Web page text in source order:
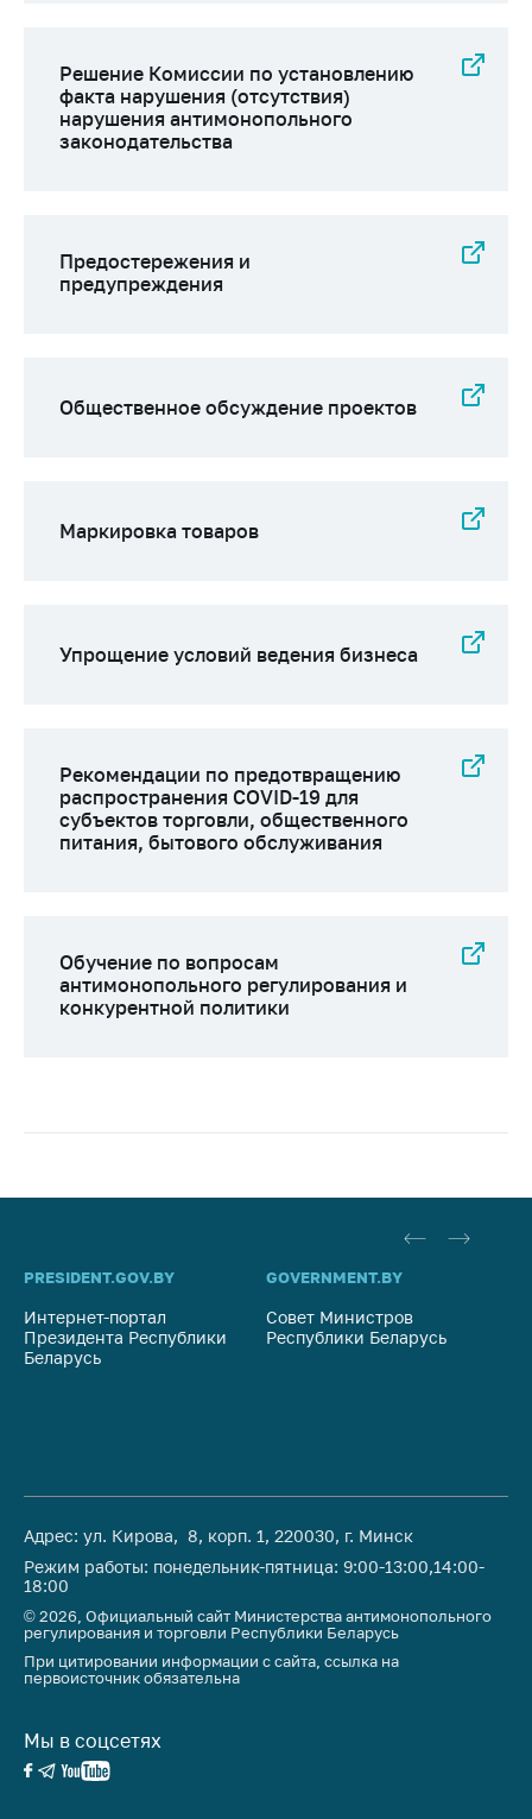
Решение Комиссии по установлению
факта нарушения (отсутствия)
нарушения антимонопольного
законодательства
Предостережения и
предупреждения
Общественное обсуждение проектов
Маркировка товаров
Упрощение условий ведения бизнеса
Рекомендации по предотвращению
распространения COVID-19 для
субъектов торговли, общественного
питания, бытового обслуживания
Обучение по вопросам
антимонопольного регулирования и
конкурентной политики
PRESIDENT.GOV.BY
Интернет-портал
Президента Республики
Беларусь
GOVERNMENT.BY
Совет Министров
Республики Беларусь
Адрес: ул. Кирова, 8, корп. 1, 220030, г. Минск
Режим работы: понедельник-пятница: 9:00-13:00,14:00-
18:00
© 2026, Официальный сайт Министерства антимонопольного
регулирования и торговли Республики Беларусь
При цитировании информации с сайта, ссылка на
первоисточник обязательна
Мы в соцсетях